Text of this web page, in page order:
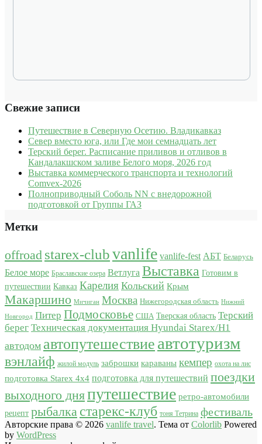
Свежие записи
Путешествие в Северную Осетию. Владикавказ
Север вместо юга, или Где мои семнадцать лет
Терский берег. Расписание приливов и отливов в
Кандалакшском заливе Белого моря, 2026 год
Выставка коммерческого транспорта и технологий
Comvex-2026
Полноприводный Соболь NN с внедорожной
подготовкой от Группы ГАЗ
Метки
offroad starex-clubvanlife vanlife-fest АБТ Беларусь
Белое море Браславские озера Ветлуга Выставка Готовим в
путешествии Кавказ Карелия Кольский Крым
Макаршино Мичиган Москва Нижегородская область Нижний
Новгород Питер Подмосковье США Тверская область Терский
берег Техническая документация Hyundai Starex/H1
автодом автопутешествие автотуризм
вэнлайф жилой модуль заброшки караваны кемпер охота на лис
подготовка Starex 4x4 подготовка для путешествий поездки
выходного дняпутешествие ретро-автомобили
рецепт рыбалка старекс-клуб тоня Тетрина фестиваль
Авторские права © 2026 vanlife travel. Тема от Colorlib Powered
by WordPress